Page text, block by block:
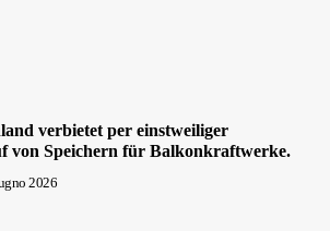
verbietet per einstweiliger
von Speichern für Balkonkraftwerke.
2026